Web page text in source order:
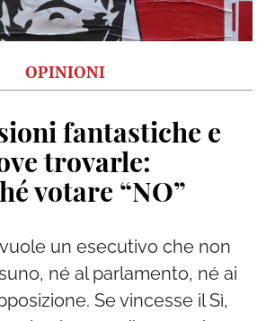
OPINIONI
fantastiche e
trovarle:
votare “NO”
un esecutivo che non
né al parlamento, né ai
Se vincesse il Sì,